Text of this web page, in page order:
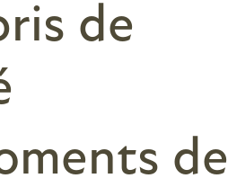
de
de